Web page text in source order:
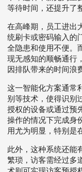
等待时间，还提升了
在高峰期，员工进出
统刷卡或密码输入的
全隐患和使用不便。
现无感知的顺畅通行
因排队带来的时间浪
这一智能化方案通常
别等技术，使得识别
授权的设备或通过预
操作的情况下完成身
用尤为明显，特别是
此外，这种系统还能
繁琐，访客需经过多